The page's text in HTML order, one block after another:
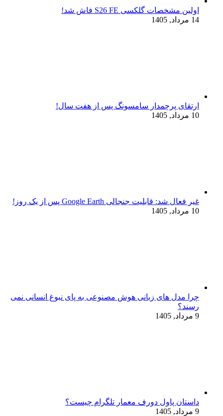
اولین مشخصات گلکسی S26 FE فاش شد!
14 مرداد, 1405
ارتقای پرچمدار سامسونگ پس از هفت سال!
10 مرداد, 1405
غیر فعال شد: قابلیت جنجالی Google Earth پس از یک روز!
10 مرداد, 1405
چرا مدل‌ های زبانی هوش مصنوعی به پای نبوغ انسانی نمی‌
رسند؟
9 مرداد, 1405
داستان پاول دورف معمار تلگرام چیست؟
9 مرداد, 1405